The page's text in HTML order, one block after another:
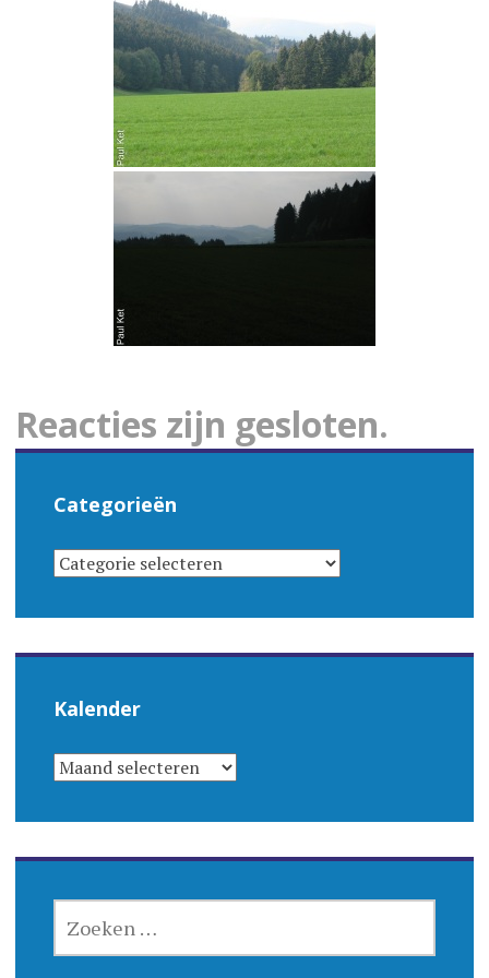
Reacties zijn gesloten.
Categorieën
CATEGORIEËN
Kalender
KALENDER
NAAR: